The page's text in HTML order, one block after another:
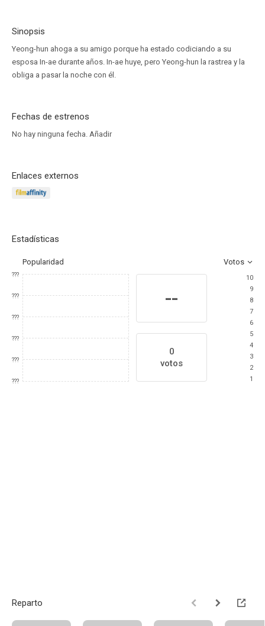
Sinopsis
Yeong-hun ahoga a su amigo porque ha estado codiciando a su
esposa In-ae durante años. In-ae huye, pero Yeong-hun la rastrea y la
obliga a pasar la noche con él.
Fechas de estrenos
No hay ninguna fecha. Añadir
Enlaces externos
Estadísticas
Popularidad Votos
???
???
???
???
???
???
--
0
votos
10
9
8
7
6
5
4
3
2
1
Reparto